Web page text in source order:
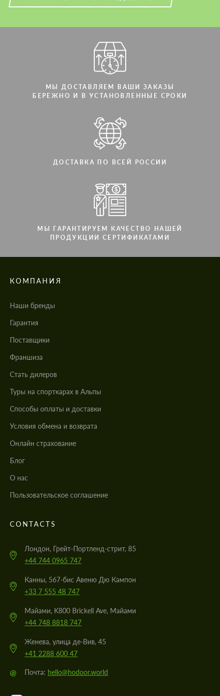
МЫ ДОСТАВЛЯЕМ ВАШИ ЗАКАЗЫ
БЕРЕЖНО И В УСТАНОВЛЕННЫЕ СРОКИ
ДОСТАВКА ПО ВСЕЙ РОССИИ
МЫ ГАРАНТИРУЕМ КАЧЕСТВО НАШЕЙ
ПРОДУКЦИИ СЕРТИФИКАТАМИ
КОМПАНИЯ
Наши бренды
Гарантия
Поставщики
Франшиза
Стать дилеров
Туры на спорткарах в Альпы
Cпособы оплаты и доставки
Условия обмена и возврата
Онлайн страхование
Блог
О нас
Пользовательское соглашение
CONTACTS
Лондон, Грейт-Портленд-стрит, 85
+44 744 0965 747
Канны, 567-бис Авеню Дю Кампон
+33 7 555 48 747
Майами, K800 Brickell Ave, Майами
+44 748 8818 747
Женева, улица де-Вив, 45
+41 2288 600 47
@ Почта: hello@hodoor.world